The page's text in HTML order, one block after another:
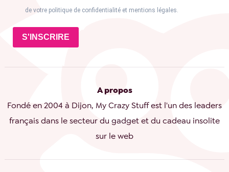
de votre politique de confidentialité et mentions légales.
S'INSCRIRE
A propos
Fondé en 2004 à Dijon, My Crazy Stuff est l'un des leaders
français dans le secteur du gadget et du cadeau insolite
sur le web